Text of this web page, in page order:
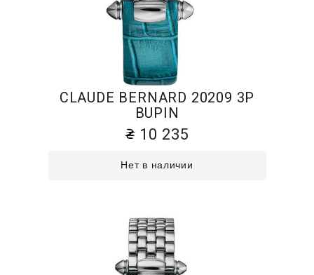
CLAUDE BERNARD 20209 3P
BUPIN
10 235
Нет в наличии